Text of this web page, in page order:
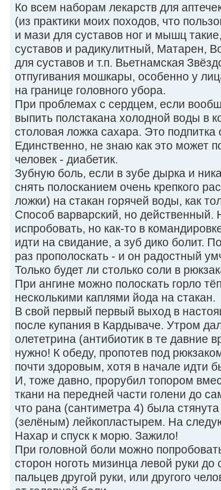
Ко всем наборам лекарств для
(из практики моих походов, что
и мази для суставов ног и мышц
суставов и радикулитный, Матарен,
для суставов и т.п. Вьетнамская
отпугивания мошкары, особенно у
на границе головного убора.
При проблемах с сердцем, если
выпить полстакана холодной воды в
столовая ложка сахара. Это
Единственно, не знаю как это может
человек - диабетик.
Зубную боль, если в зубе дырка и
снять полосканием очень крепкого
ложки) на стакан горячей воды, как
Способ варварский, но действенный.
испробовать, но как-то в
идти на свидание, а зуб дико болит.
раз прополоскать - и он радостный
Только будет ли столько соли в
При ангине можно полоскать горло
несколькими каплями йода на стакан.
В свой первый первый выход в
после купания в Кардываче. Утром
олететрина (антибиотик в те давние
нужно! К обеду, пропотев под
почти здоровым, хотя в начале идти
И, тоже давно, прорубил топором
ткани на передней части голени до
что рана (сантиметра 4) была
(зелёным) лейкопластырем. На
Нахар и спуск к морю. Зажило!
При головной боли можно
сторон ноготь мизинца левой руки до
пальцев другой руки, или другого